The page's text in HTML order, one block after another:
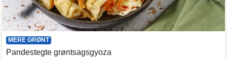
MERE GRØNT
Pandestegte grøntsagsgyoza